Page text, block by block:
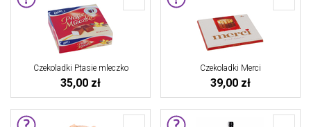
Czekoladki Ptasie mleczko
35,00 zł
Czekoladki Merci
39,00 zł